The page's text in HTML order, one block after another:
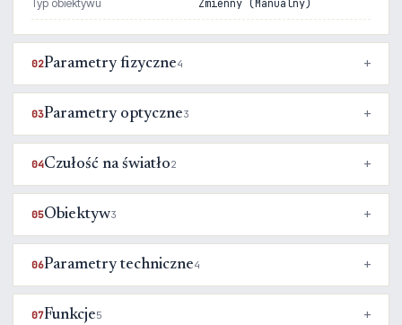
Typ obiektywu Zmienny (Manualny)
02Parametry fizyczne4
03Parametry optyczne3
04Czułość na światło2
05Obiektyw3
06Parametry techniczne4
07Funkcje5